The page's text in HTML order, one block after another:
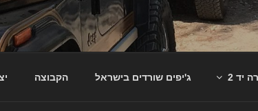
יד 2 ג'יפים שורדים בישראל הקבוצה